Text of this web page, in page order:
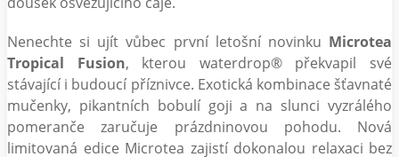
Nenechte si ujít vůbec první letošní novinku Microtea
Tropical Fusion, kterou waterdrop® překvapil své
stávající i budoucí příznivce. Exotická kombinace šťavnaté
mučenky, pikantních bobulí goji a na slunci vyzrálého
pomeranče zaručuje prázdninovou pohodu. Nová
limitovaná edice Microtea zajistí dokonalou relaxaci bez